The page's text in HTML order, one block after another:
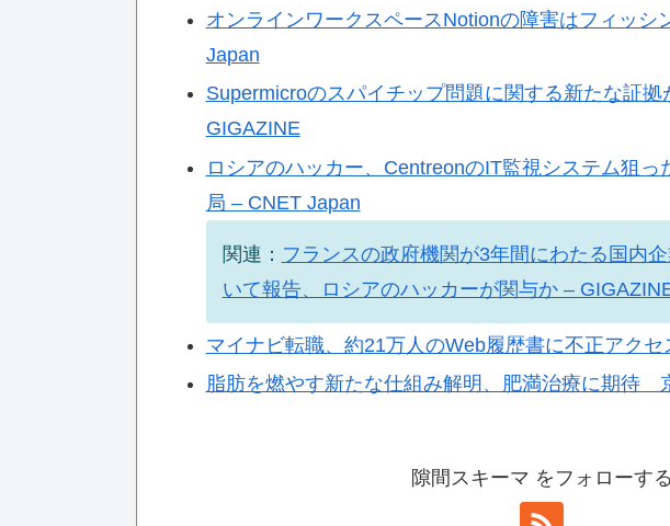
オンラインワークスペースNotionの障害はフィッシ
Japan
Supermicroのスパイチップ問題に関する新たな証
GIGAZINE
ロシアのハッカー、CentreonのIT監視システム狙っ
局 – CNET Japan
関連： フランスの政府機関が3年間にわたる国内
いて報告、ロシアのハッカーが関与か –
マイナビ転職、約21万人のWeb履歴書に不正アクセ
脂肪を燃やす新たな仕組み解明、肥満治療に期待
隙間スキーマ をフォローする